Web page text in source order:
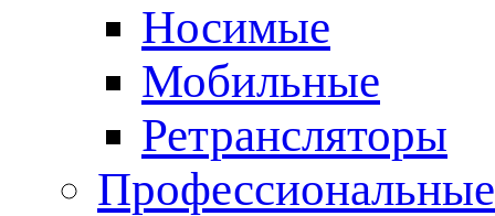
Носимые
Мобильные
Ретрансляторы